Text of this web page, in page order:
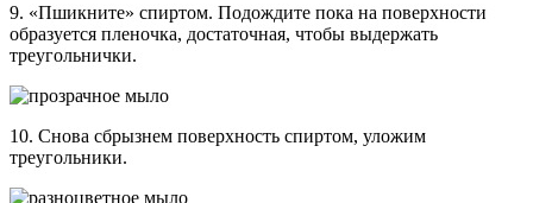
9. «Пшикните» спиртом. Подождите пока на поверхности
образуется пленочка, достаточная, чтобы выдержать
треугольнички.
10. Снова сбрызнем поверхность спиртом, уложим
треугольники.